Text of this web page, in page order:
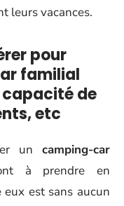
leurs vacances.
pour
familial
capacité de
etc
un camping-car
à prendre en
eux est sans aucun